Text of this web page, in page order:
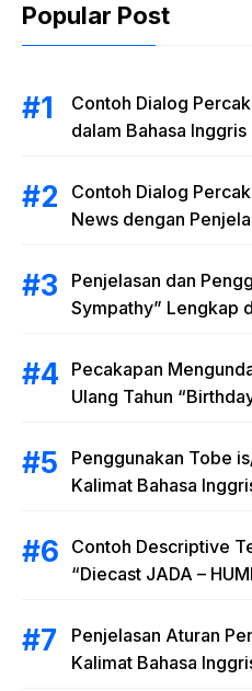
Popular Post
Contoh Dialog
dalam Bahasa
Contoh Dialog
News dengan
Penjelasan dan
Sympathy” Lengkap
Pecakapan
Ulang Tahun
Penggunakan Tobe
Kalimat Bahasa
Contoh Descriptive
“Diecast JADA –
Penjelasan Aturan
Kalimat Bahasa